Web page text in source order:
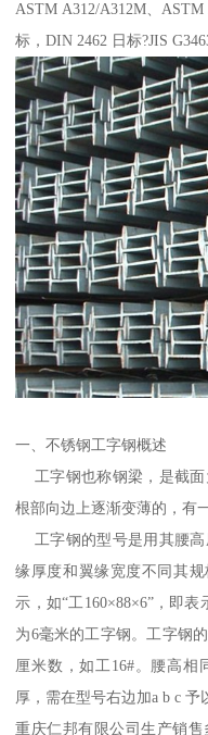
ASTM A312/A312M、
标，DIN 2462 日标?JIS
一、不锈钢工字钢概述
工字钢也称钢梁，是截面
根部向边上逐渐变薄的，
工字钢的型号是用其腰高
缘厚度和翼缘宽度不同其
示，如“工160×88×6”，即
为6毫米的工字钢。工字钢
厘米数，如工16#。腰高相
厚，需在型号右边加a b c 予
重庆仁邦有限公司生产销